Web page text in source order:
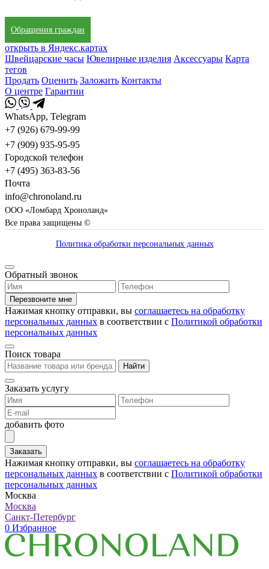
Обращения граждан
открыть в Яндекс.картах
Швейцарские часы Ювелирные изделия Аксессуары Карта
тегов
Продать Оценить Заложить Контакты
О центре Гарантии
WhatsApp, Telegram
+7 (926) 679-99-99
+7 (909) 935-95-95
Городской телефон
+7 (495) 363-83-56
Почта
info@chronoland.ru
ООО «Ломбард Хроноланд»
Все права защищены ©
Политика обработки персональных данных
Обратный звонок
Перезвоните мне
Нажимая кнопку отправки, вы соглашаетесь на обработку
персональных данных в соответствии с Политикой обработки
персональных данных
Поиск товара
Найти
Заказать услугу
добавить фото
Заказать
Нажимая кнопку отправки, вы соглашаетесь на обработку
персональных данных в соответствии с Политикой обработки
персональных данных
Москва
Москва
Санкт-Петербург
0 Избранное